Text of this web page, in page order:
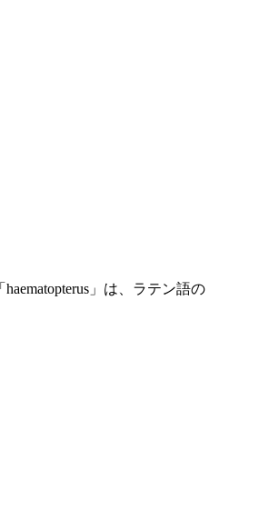
」は、ラテン語の